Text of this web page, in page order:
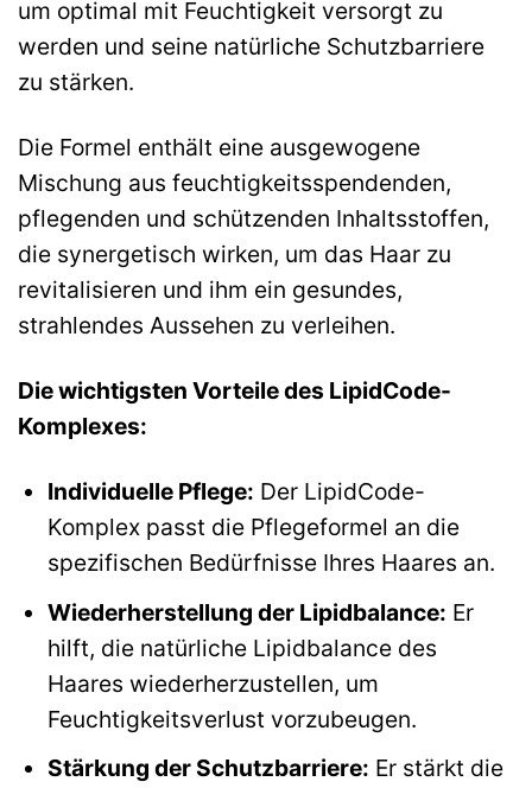
um optimal mit Feuchtigkeit versorgt zu
werden und seine natürliche Schutzbarriere
zu stärken.
Die Formel enthält eine ausgewogene
Mischung aus feuchtigkeitsspendenden,
pflegenden und schützenden Inhaltsstoffen,
die synergetisch wirken, um das Haar zu
revitalisieren und ihm ein gesundes,
strahlendes Aussehen zu verleihen.
Die wichtigsten Vorteile des LipidCode-
Komplexes:
Individuelle Pflege: Der LipidCode-
Komplex passt die Pflegeformel an die
spezifischen Bedürfnisse Ihres Haares an.
Wiederherstellung der Lipidbalance: Er
hilft, die natürliche Lipidbalance des
Haares wiederherzustellen, um
Feuchtigkeitsverlust vorzubeugen.
Stärkung der Schutzbarriere: Er stärkt die